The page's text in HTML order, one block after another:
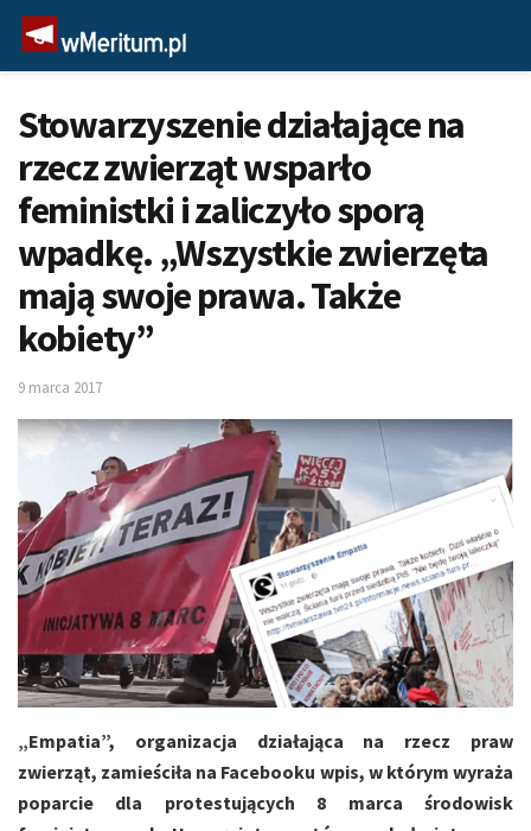
Stowarzyszenie działające na
rzecz zwierząt wsparło
feministki i zaliczyło sporą
wpadkę. „Wszystkie zwierzęta
mają swoje prawa. Także
kobiety”
9 marca 2017
„Empatia”, organizacja działająca na rzecz praw
zwierząt, zamieściła na Facebooku wpis, w którym wyraża
poparcie dla protestujących 8 marca środowisk